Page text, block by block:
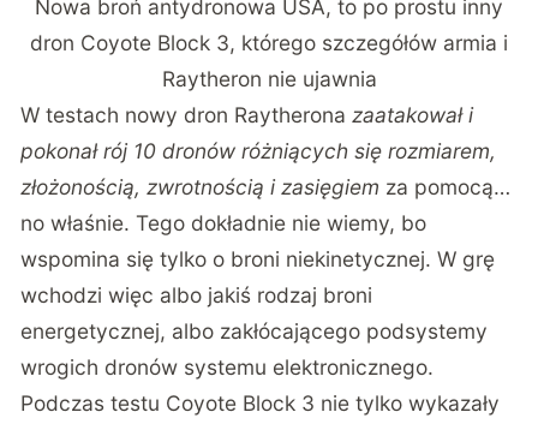
Nowa broń antydronowa USA, to po prostu inny
dron Coyote Block 3, którego szczegółów armia i
Raytheron nie ujawnia
W testach nowy dron Raytheronazaatakował i
pokonał rój 10 dronów różniących się rozmiarem,
złożonością, zwrotnością i zasięgiem za pomocą…
no właśnie. Tego dokładnie nie wiemy, bo
wspomina się tylko o broni niekinetycznej. W grę
wchodzi więc albo jakiś rodzaj broni
energetycznej, albo zakłócającego podsystemy
wrogich dronów systemu elektronicznego.
Podczas testu Coyote Block 3 nie tylko wykazały